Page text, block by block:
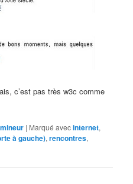
c’est pas très w3c comme
| Marqué avecinternet,
à gauche),rencontres,